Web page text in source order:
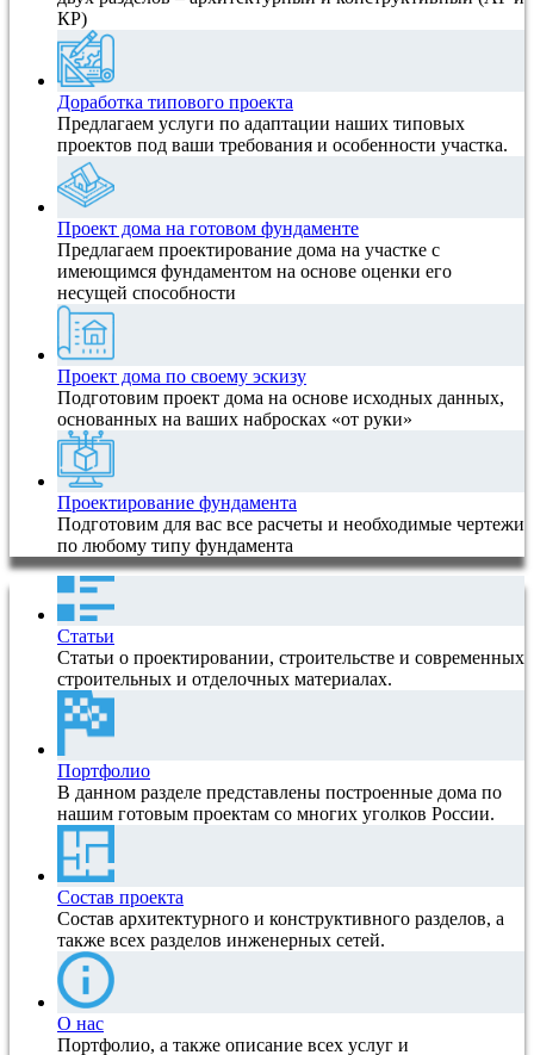
КР)
Доработка типового проекта
Предлагаем услуги по адаптации наших типовых
проектов под ваши требования и особенности участка.
Проект дома на готовом фундаменте
Предлагаем проектирование дома на участке с
имеющимся фундаментом на основе оценки его
несущей способности
Проект дома по своему эскизу
Подготовим проект дома на основе исходных данных,
основанных на ваших набросках «от руки»
Проектирование фундамента
Подготовим для вас все расчеты и необходимые чертежи
по любому типу фундамента
Статьи
Статьи о проектировании, строительстве и современных
строительных и отделочных материалах.
Портфолио
В данном разделе представлены построенные дома по
нашим готовым проектам со многих уголков России.
Состав проекта
Состав архитектурного и конструктивного разделов, а
также всех разделов инженерных сетей.
О нас
Портфолио, а также описание всех услуг и